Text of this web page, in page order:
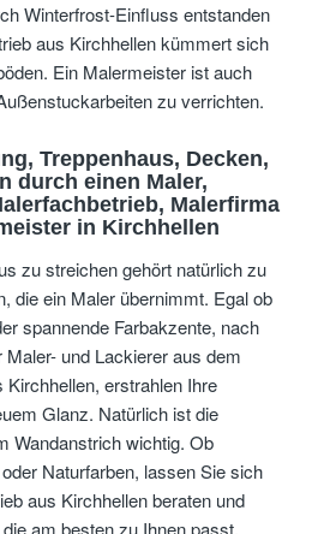
Winterfrost-Einfluss entstanden
aus Kirchhellen kümmert sich
Ein Malermeister ist auch
zu verrichten.
Treppenhaus, Decken,
durch einen Maler,
Malerfirma
in Kirchhellen
zu streichen gehört natürlich zu
die ein Maler übernimmt. Egal ob
spannende Farbakzente, nach
und Lackierer aus dem
Kirchhellen, erstrahlen Ihre
Glanz. Natürlich ist die
Wandanstrich wichtig. Ob
Naturfarben, lassen Sie sich
aus Kirchhellen beraten und
am besten zu Ihnen passt.